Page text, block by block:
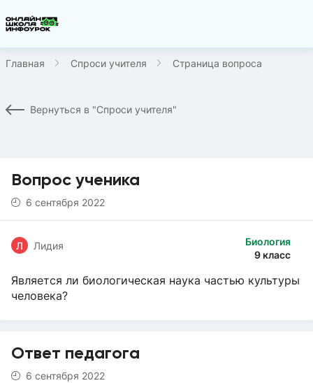
Главная Спроси учителя Страница вопроса
Вернуться в "Спроси учителя"
Вопрос ученика
6 сентября 2022
Биология
9 класс
Л Лидия
Является ли биологическая наука частью культуры
человека?
Ответ педагога
6 сентября 2022